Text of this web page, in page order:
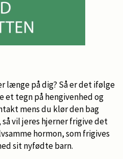
længe på dig? Så er det ifølge
et tegn på hengivenhed og
mens du klør den bag
vil jeres hjerner frigive det
hormon, som frigives
sit nyfødte barn.